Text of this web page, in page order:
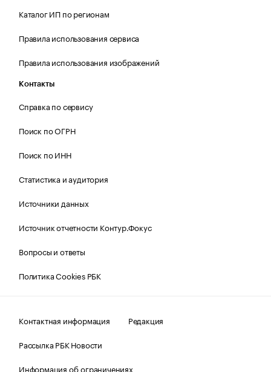
Каталог ИП по регионам
Правила использования сервиса
Правила использования изображений
Контакты
Справка по сервису
Поиск по ОГРН
Поиск по ИНН
Статистика и аудитория
Источники данных
Источник отчетности Контур.Фокус
Вопросы и ответы
Политика Cookies РБК
Контактная информация
Редакция
Рассылка РБК Новости
Информация об ограничениях